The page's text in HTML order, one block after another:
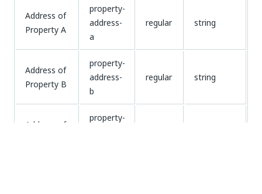
Address of
Property A
property-
address-
a
regular string
Address of
Property B
property-
address-
b
regular string
Address of
property-